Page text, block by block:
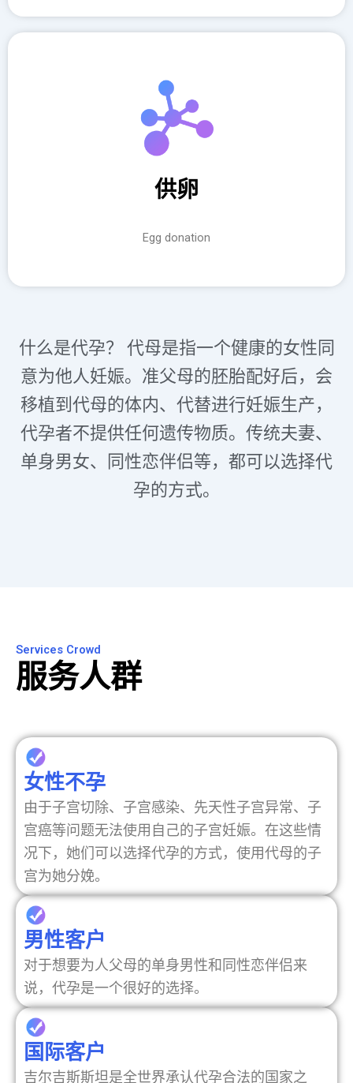
供卵
Egg donation
什么是代孕？ 代母是指一个健康的女性同
意为他人妊娠。准父母的胚胎配好后，会
移植到代母的体内、代替进行妊娠生产，
代孕者不提供任何遗传物质。传统夫妻、
单身男女、同性恋伴侣等，都可以选择代
孕的方式。
Services Crowd
服务人群
女性不孕
由于子宫切除、子宫感染、先天性子宫异常、子
宫癌等问题无法使用自己的子宫妊娠。在这些情
况下，她们可以选择代孕的方式，使用代母的子
宫为她分娩。
男性客户
对于想要为人父母的单身男性和同性恋伴侣来
说，代孕是一个很好的选择。
国际客户
吉尔吉斯斯坦是全世界承认代孕合法的国家之